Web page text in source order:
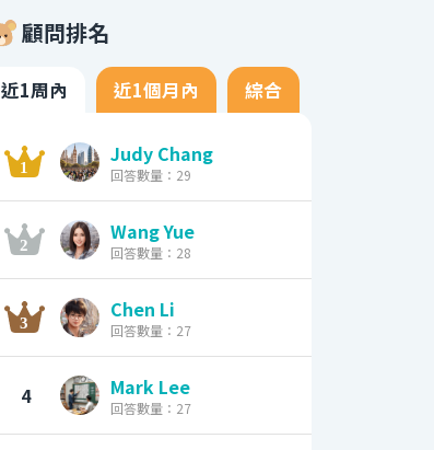
顧問排名
近1周內 近1個月內 綜合
Judy Chang
回答數量：29
Wang Yue
回答數量：28
Chen Li
回答數量：27
4 Mark Lee
回答數量：27